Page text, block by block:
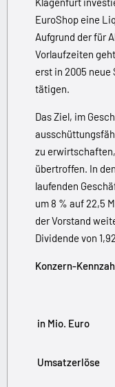
EuroShop eine
Aufgrund der für
Vorlaufzeiten
erst in 2005
tätigen.
Das Ziel, im
zu
übertroffen. In
laufenden
um 8 % auf 22,5
der Vorstand
Dividende von
Konzern-
in Mio. Euro
Umsatzerlöse